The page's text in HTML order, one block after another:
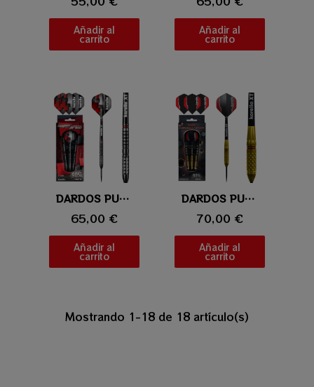
Añadir al
carrito
Añadir al
carrito
Vista rápidaDARDOS PUNTA DE ACERO KARELLA SUPERDRIVE
65,00 €
Añadir al
carrito
Vista rápidaDARDOS PUNTA DE ACERO KARELLA COMMANDER
70,00 €
Añadir al
carrito
Mostrando 1-18 de 18 artículo(s)